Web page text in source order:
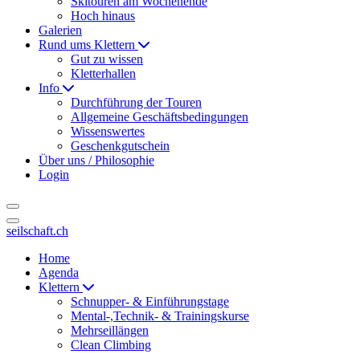
Hoch hinaus
Galerien
Rund ums Klettern
Gut zu wissen
Kletterhallen
Info
Durchführung der Touren
Allgemeine Geschäftsbedingungen
Wissenswertes
Geschenkgutschein
Über uns / Philosophie
Login
seilschaft.ch
Home
Agenda
Klettern
Schnupper- & Einführungstage
Mental-,Technik- & Trainingskurse
Mehrseillängen
Clean Climbing